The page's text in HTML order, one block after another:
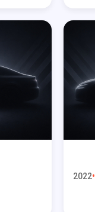
2022